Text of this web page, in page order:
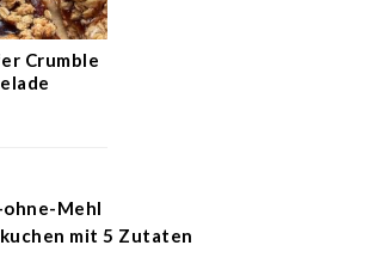
Crumble
mit 5 Zutaten